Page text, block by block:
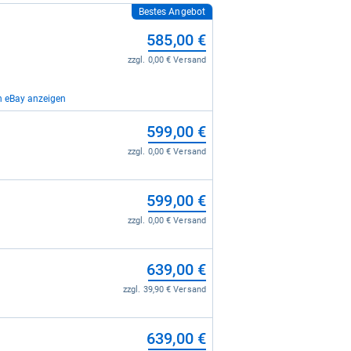
Bestes Angebot
585,00 €
zzgl. 0,00 € Versand
eBay anzeigen
649,00 €
zzgl. 0,00 € Versand
799,00 €
zzgl. 0,00 € Versand
599,00 €
zzgl. 0,00 € Versand
599,00 €
zzgl. 0,00 € Versand
639,00 €
zzgl. 39,90 € Versand
639,00 €